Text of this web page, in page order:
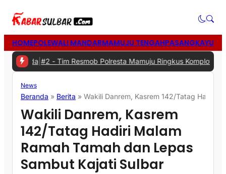
HOMEPOLEWALI MANDARMAMUJU TENGAHPASANGKAYU
#2 -Tim Resmob Polresta Mamuju Ringkus Komplotan Spesialis
News
Beranda » Berita » Wakili Danrem, Kasrem 142/Tatag Hadiri
Wakili Danrem, Kasrem
142/Tatag Hadiri Malam
Ramah Tamah dan Lepas
Sambut Kajati Sulbar